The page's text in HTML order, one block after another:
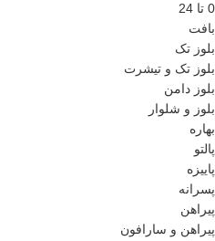
0 تا 24
بافت
بلوز تک
بلوز تک و تیشرت
بلوز دامن
بلوز و شلوار
بهاره
پالتو
پاییزه
پسرانه
پیراهن
پیراهن و سارافون